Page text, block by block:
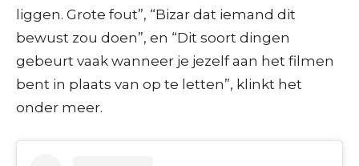
liggen. Grote fout”, “Bizar dat iemand dit
bewust zou doen”, en “Dit soort dingen
gebeurt vaak wanneer je jezelf aan het filmen
bent in plaats van op te letten”, klinkt het
onder meer.